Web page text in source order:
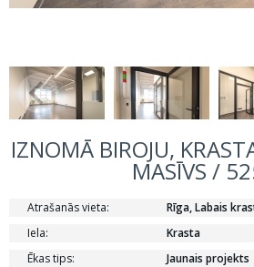
IZNOMĀ BIROJU,
MASĪVS /
Atrašanās vieta:
Rīga, Labais
Iela:
Krasta
Ēkas tips:
Jaunais projekts